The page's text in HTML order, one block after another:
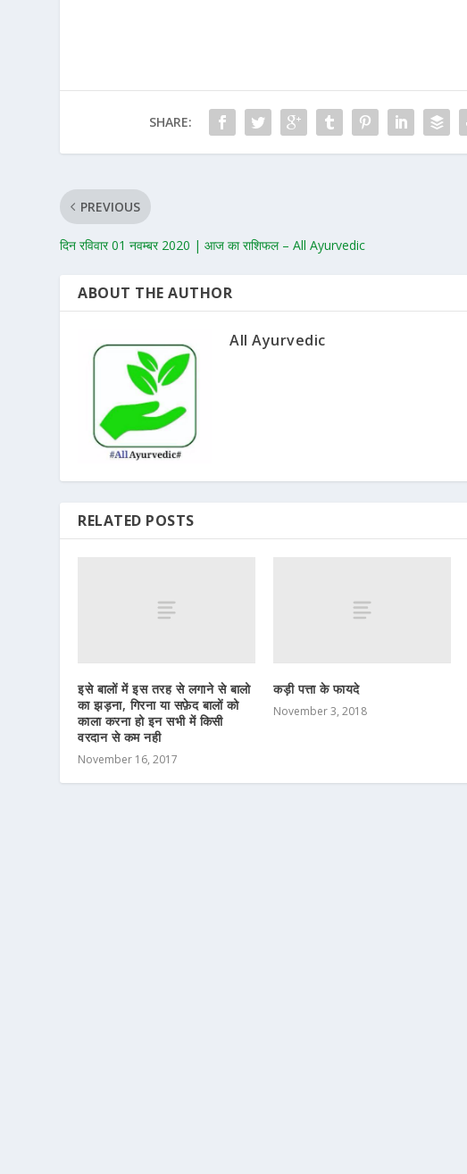
SHARE:
PREVIOUS
दिन रविवार 01 नवम्बर 2020 | आज का राशिफल – All Ayurvedic
ABOUT THE AUTHOR
All Ayurvedic
RELATED POSTS
इसे बालों में इस तरह से लगाने से बालो
का झड़ना, गिरना या सफ़ेद बालों को
काला करना हो इन सभी में किसी
वरदान से कम नही
November 16, 2017
कड़ी पत्ता के फायदे
November 3, 2018